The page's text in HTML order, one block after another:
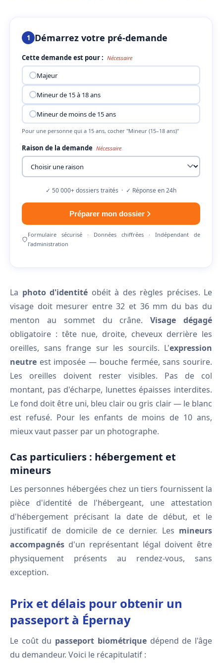
1 Démarrez votre pré-demande
Cette demande est pour : Nécessaire
Majeur
Mineur de 15 à 18 ans
Mineur de moins de 15 ans
Pour une personne qui a 15 ans, cocher "Mineur (15–18 ans)"
Raison de la demande Nécessaire
✓ 50 000+ dossiers traités · ✓ Réponse en 24h
Préparer mon dossier
Formulaire sécurisé · Données chiffrées · Indépendant de
l'administration
La photo d'identité obéit à des règles précises. Le
visage doit mesurer entre 32 et 36 mm du bas du
menton au sommet du crâne.Visage dégagé
obligatoire : tête nue, droite, cheveux derrière les
oreilles, sans frange sur les sourcils. L'expression
neutre est imposée — bouche fermée, sans sourire.
Les oreilles doivent rester visibles. Pas de col
montant, pas d'écharpe, lunettes épaisses interdites.
Le fond doit être uni, bleu clair ou gris clair — le blanc
est refusé. Pour les enfants de moins de 10 ans,
mieux vaut passer par un photographe.
Cas particuliers : hébergement et
mineurs
Les personnes hébergées chez un tiers fournissent la
pièce d'identité de l'hébergeant, une attestation
d'hébergement précisant la date de début, et le
justificatif de domicile de ce dernier. Les mineurs
accompagnés d'un représentant légal doivent être
physiquement présents au rendez-vous, sans
exception.
Prix et délais pour obtenir un
passeport à Épernay
Le coût du passeport biométriquedépend de l'âge
du demandeur. Voici le récapitulatif :